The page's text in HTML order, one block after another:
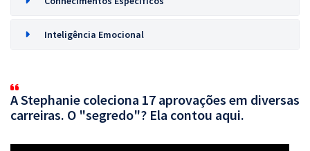
Inteligência Emocional
A Stephanie coleciona 17 aprovações em diversas
carreiras. O "segredo"? Ela contou aqui.